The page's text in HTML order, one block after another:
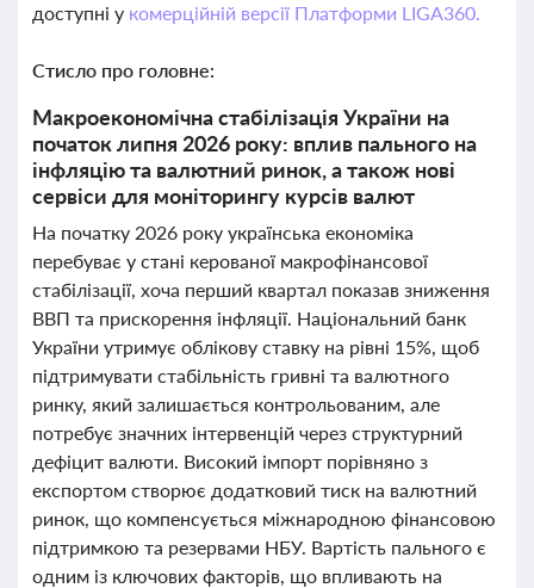
доступні у комерційній версії Платформи LIGA360.
Стисло про головне:
Макроекономічна стабілізація України на
початок липня 2026 року: вплив пального на
інфляцію та валютний ринок, а також нові
сервіси для моніторингу курсів валют
На початку 2026 року українська економіка
перебуває у стані керованої макрофінансової
стабілізації, хоча перший квартал показав зниження
ВВП та прискорення інфляції. Національний банк
України утримує облікову ставку на рівні 15%, щоб
підтримувати стабільність гривні та валютного
ринку, який залишається контрольованим, але
потребує значних інтервенцій через структурний
дефіцит валюти. Високий імпорт порівняно з
експортом створює додатковий тиск на валютний
ринок, що компенсується міжнародною фінансовою
підтримкою та резервами НБУ. Вартість пального є
одним із ключових факторів, що впливають на